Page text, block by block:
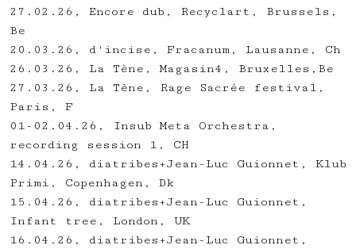
27.02.26, Encore dub, Recyclart, Brussels,
Be
20.03.26, d'incise, Fracanum, Lausanne, Ch
26.03.26, La Tène, Magasin4, Bruxelles,Be
27.03.26, La Tène, Rage Sacrée festival,
Paris, F
01-02.04.26, Insub Meta Orchestra,
recording session 1, CH
14.04.26, diatribes+Jean-Luc Guionnet, Klub
Primi, Copenhagen, Dk
15.04.26, diatribes+Jean-Luc Guionnet,
Infant tree, London, UK
16.04.26, diatribes+Jean-Luc Guionnet,